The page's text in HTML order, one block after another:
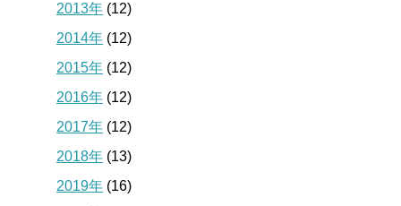
2013年 (12)
2014年 (12)
2015年 (12)
2016年 (12)
2017年 (12)
2018年 (13)
2019年 (16)